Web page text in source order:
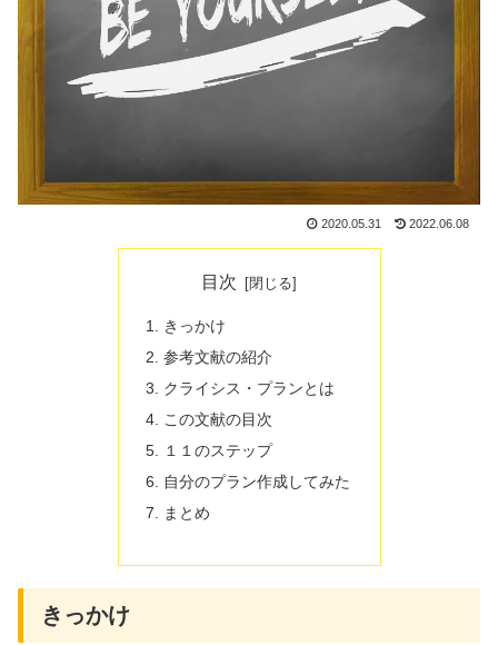
2020.05.31 2022.06.08
目次
きっかけ
参考文献の紹介
クライシス・プランとは
この文献の目次
１１のステップ
自分のプラン作成してみた
まとめ
きっかけ